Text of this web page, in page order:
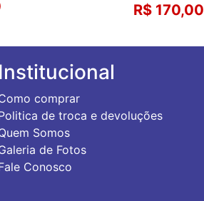
R$ 170,00
Institucional
comprar
de troca e devoluções
Somos
de Fotos
Conosco